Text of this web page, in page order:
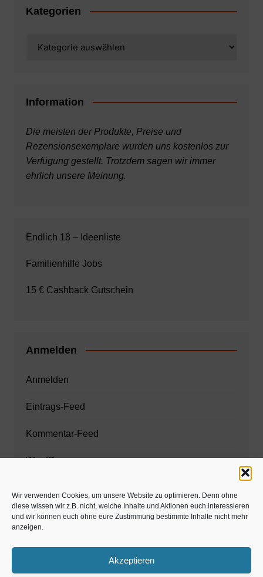
Wir verwenden Cookies, um unsere Website zu optimieren. Denn ohne
diese wissen wir z.B. nicht, welche Inhalte und Aktionen euch interessieren
und wir können euch ohne eure Zustimmung bestimmte Inhalte nicht mehr
anzeigen.
Akzeptieren
Kategorien
Information
Die meisten der Produkte, Preise und
Rezensionsexemplare wurden uns kostenlos zur
Verfügung gestellt. Trotzdem sagen wir immer
ehrlich unsere Meinung.
Endlich 18 – Ideenliste
Familienhilfe Jobs
15 € Cashback Gutschein
Anmelden
Anmelden
Eintrags-Feed
Kommentar-Feed
WordPress.org
Zahnarzt München
www.estaregistrierung.org – ESTA